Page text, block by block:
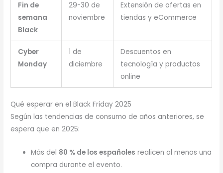
Fin de
semana
Black
29-30 de
noviembre
Extensión de ofertas en
tiendas y eCommerce
Cyber
Monday
1 de
diciembre
Descuentos en
tecnología y productos
online
Qué esperar en el Black Friday 2025
Según las tendencias de consumo de años anteriores, se
espera que en 2025:
Más del 80 % de los españoles realicen al menos una
compra durante el evento.